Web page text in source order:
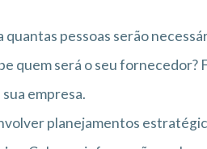
pessoas serão
quem será o seu fornecedor?
empresa.
planejamentos